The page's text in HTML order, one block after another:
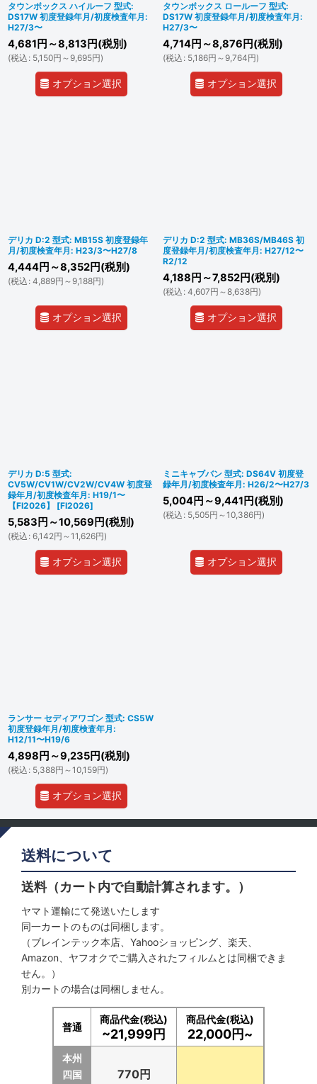
タウンボックス ハイルーフ 型式:
DS17W 初度登録年月/初度検査年月:
H27/3〜
4,681 円 ～8,813 円(税別)
(税込 : 5,150円 ～9,695円)
オプション選択
タウンボックス ロールーフ 型式:
DS17W 初度登録年月/初度検査年月:
H27/3〜
4,714円 ～8,876 円(税別)
(税込 : 5,186円 ～9,764円)
オプション選択
デリカ D:2 型式: MB15S 初度登録年
月/初度検査年月: H23/3〜H27/8
4,444円 ～8,352円(税別)
(税込 : 4,889円 ～9,188円)
オプション選択
デリカ D:2 型式: MB36S/MB46S 初
度登録年月/初度検査年月: H27/12〜
R2/12
4,188 円 ～7,852円(税別)
(税込 : 4,607円 ～8,638円)
オプション選択
デリカ D:5 型式:
CV5W/CV1W/CV2W/CV4W 初度登
録年月/初度検査年月: H19/1〜
【FI2026】
[FI2026]
5,583 円 ～10,569 円(税別)
(税込 : 6,142円 ～11,626円)
オプション選択
ミニキャブバン 型式: DS64V 初度登
録年月/初度検査年月: H26/2〜H27/3
5,004円 ～9,441 円(税別)
(税込 : 5,505円 ～10,386円)
オプション選択
ランサー セディアワゴン 型式: CS5W
初度登録年月/初度検査年月:
H12/11〜H19/6
4,898 円 ～9,235円(税別)
(税込 : 5,388円 ～10,159円)
オプション選択
送料について
送料（カート内で自動計算されます。）
ヤマト運輸にて発送いたします
同一カートのものは同梱します。
（ブレインテック本店、Yahooショッピング、楽天、
Amazon、ヤフオクでご購入されたフィルムとは同梱できま
せん。）
別カートの場合は同梱しません。
普通
商品代金(税込)
~21,999円
商品代金(税込)
22,000円~
本州
四国
770円